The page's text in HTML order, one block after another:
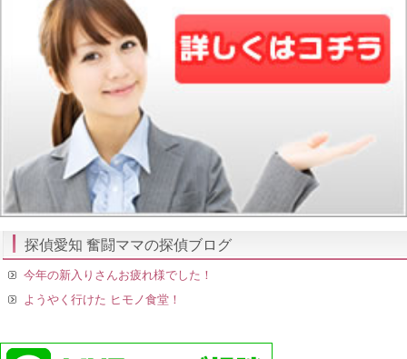
探偵愛知 奮闘ママの探偵ブログ
今年の新入りさんお疲れ様でした！
ようやく行けた ヒモノ食堂！